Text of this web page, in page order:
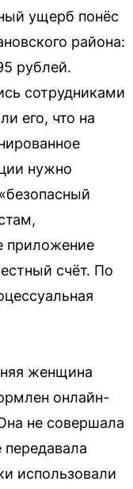
ущерб понёс
района:
рублей.
сотрудниками
его, что на
нужно
приложение
счёт. По
женщина
онлайн-
не совершала
использовали